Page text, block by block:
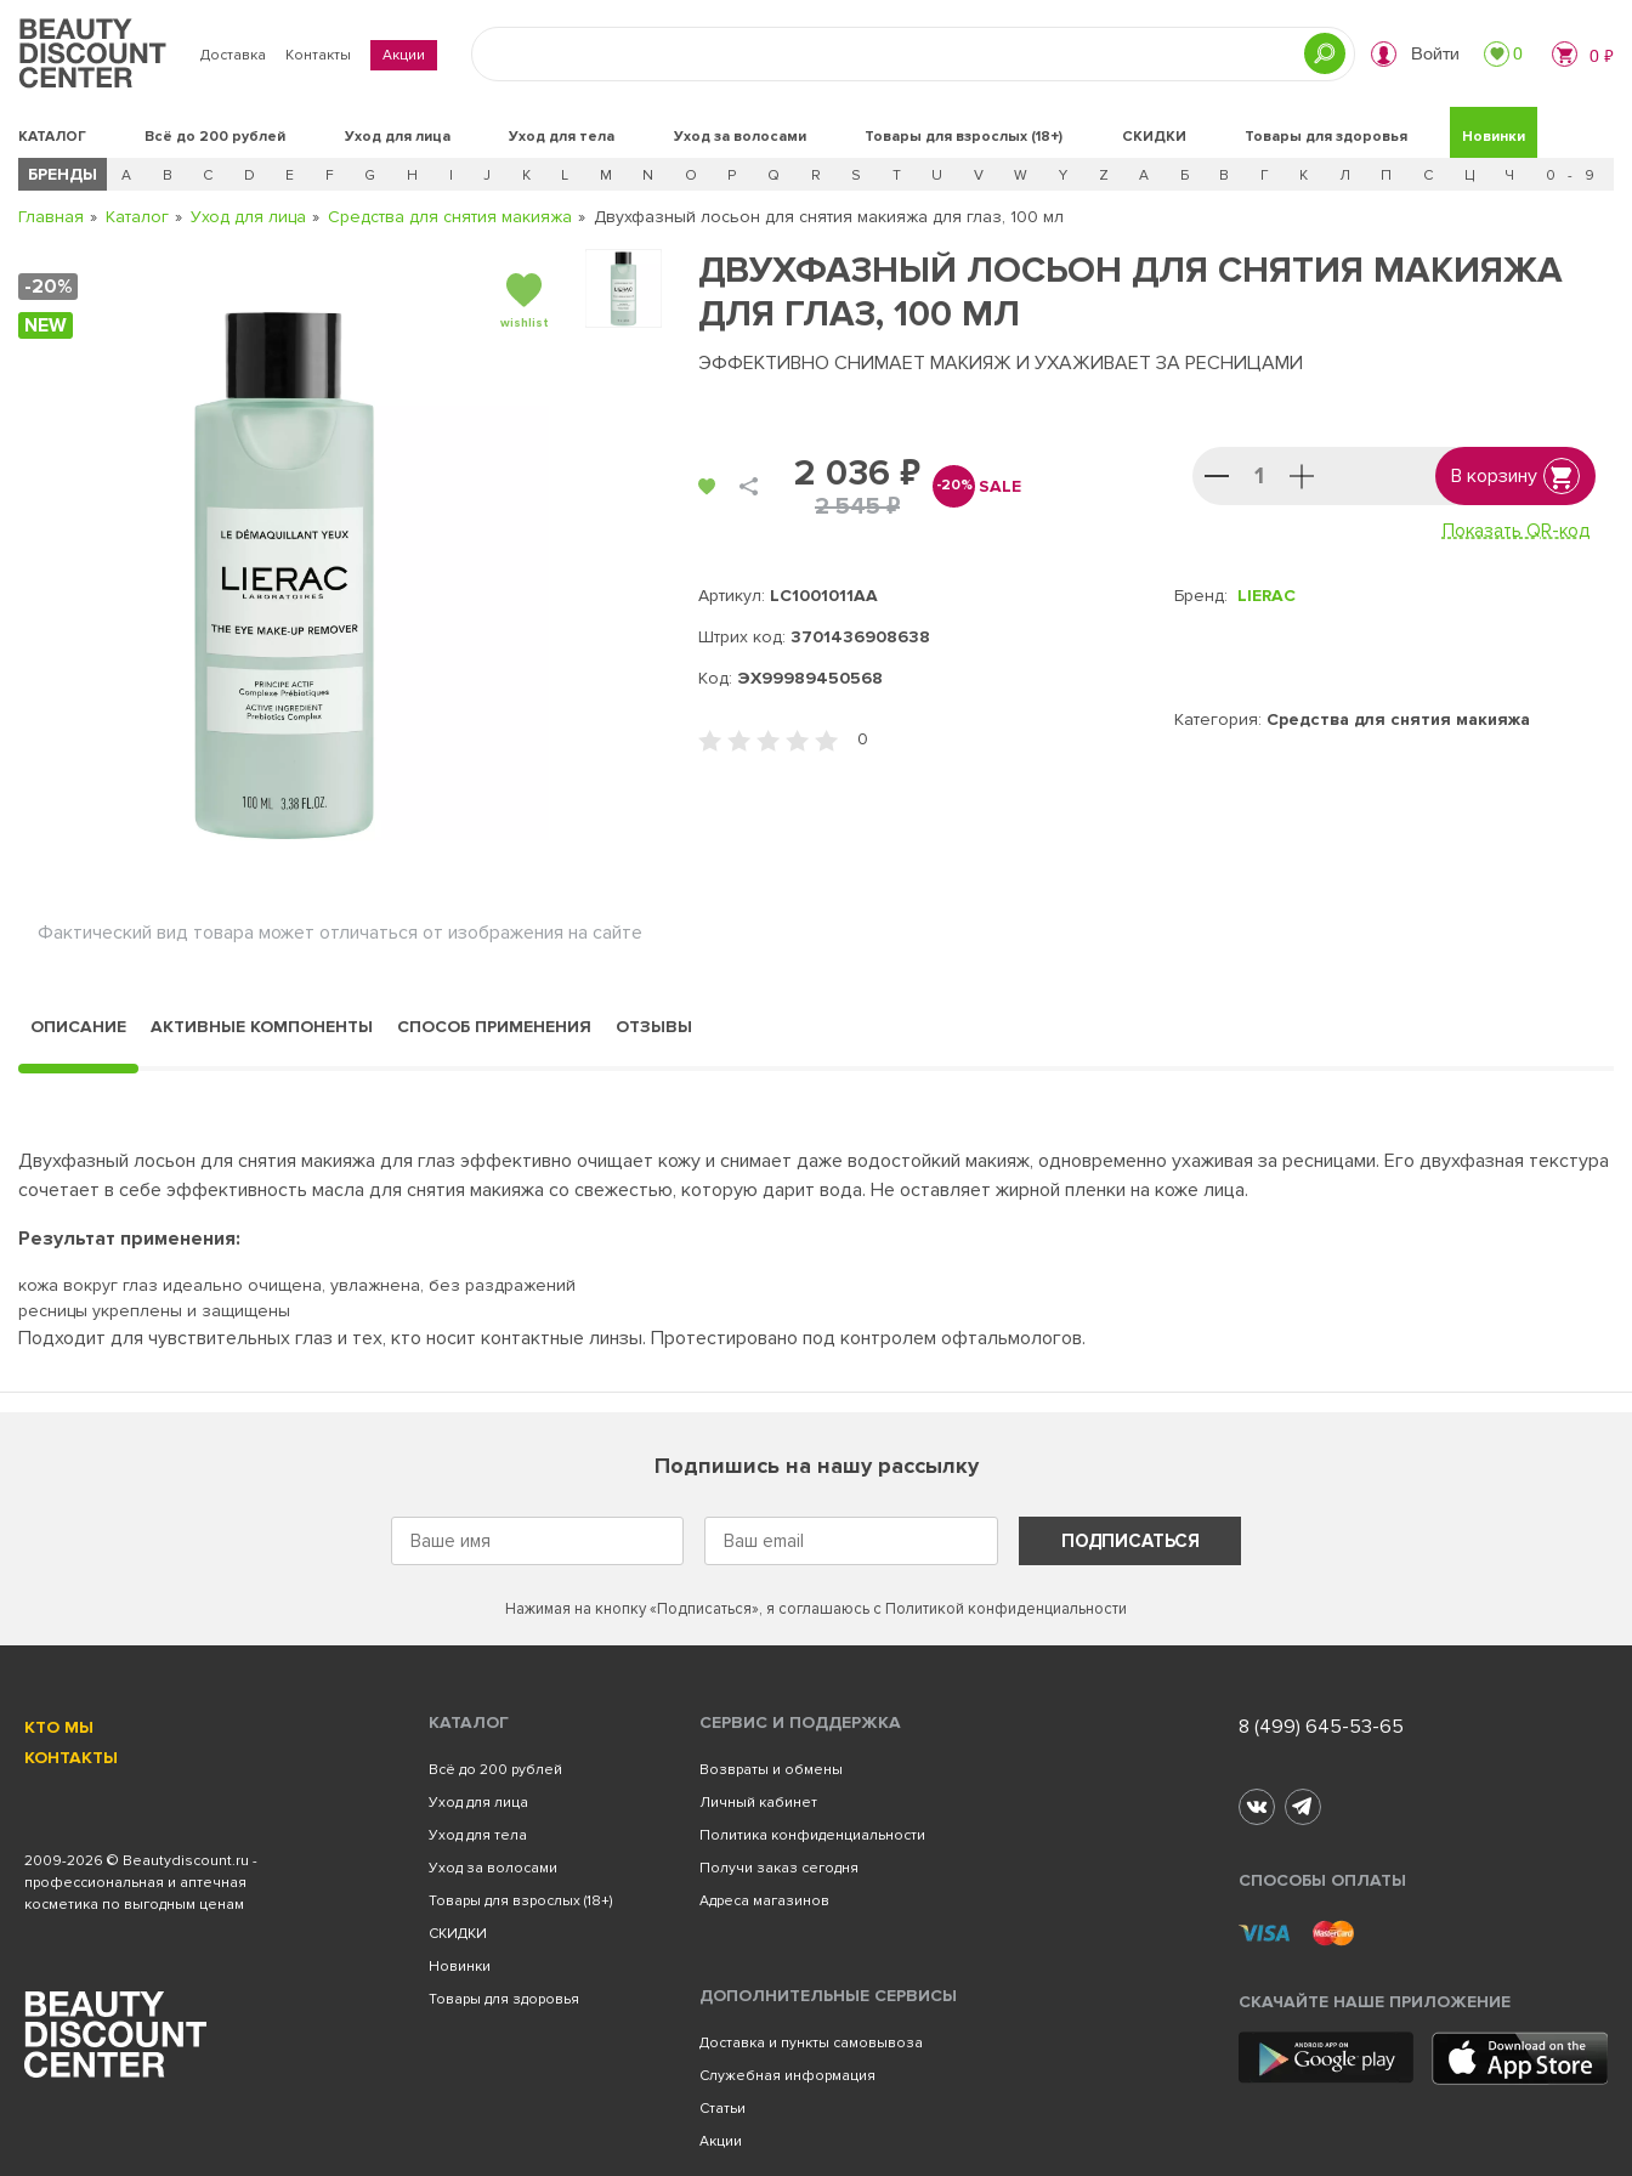
Доставка Контакты Акции Войти 0 0 ₽
КАТАЛОГ Всё до 200 рублей Уход для лица Уход для тела Уход за волосами Товары для взрослых (18+) СКИДКИ Новинки
Товары для здоровья
БРЕНДЫ A B C D E F G H I J K L M N O P Q R S T U V W Y Z А Б В Г К Л П С Ц Ч 0 - 9
Главная Каталог Уход для лица Средства для снятия макияжа Двухфазный лосьон для снятия макияжа для глаз, 100 мл
-20%
NEW
wishlist
Фактический вид товара может отличаться от изображения на сайте
ДВУХФАЗНЫЙ ЛОСЬОН ДЛЯ СНЯТИЯ МАКИЯЖА
ДЛЯ ГЛАЗ, 100 МЛ
ЭФФЕКТИВНО СНИМАЕТ МАКИЯЖ И УХАЖИВАЕТ ЗА РЕСНИЦАМИ
2 036 ₽
2 545 ₽
-20% SALE В корзину
Показать QR-код
Артикул: LC1001011AA
Штрих код: 3701436908638
Код: ЭХ99989450568
Бренд: LIERAC
Категория: Средства для снятия макияжа
0
ОПИСАНИЕ АКТИВНЫЕ КОМПОНЕНТЫ СПОСОБ ПРИМЕНЕНИЯ ОТЗЫВЫ
Двухфазный лосьон для снятия макияжа для глаз эффективно очищает кожу и снимает даже водостойкий макияж, одновременно ухаживая за ресницами. Его двухфазная текстура
сочетает в себе эффективность масла для снятия макияжа со свежестью, которую дарит вода. Не оставляет жирной пленки на коже лица.
Результат применения:
кожа вокруг глаз идеально очищена, увлажнена, без раздражений
ресницы укреплены и защищены
Подходит для чувствительных глаз и тех, кто носит контактные линзы. Протестировано под контролем офтальмологов.
Подпишись на нашу рассылку
ПОДПИСАТЬСЯ
Нажимая на кнопку «Подписаться», я соглашаюсь с Политикой конфиденциальности
КТО МЫ
КОНТАКТЫ
2009-2026 © Beautydiscount.ru -
профессиональная и аптечная
косметика по выгодным ценам
КАТАЛОГ
Всё до 200 рублей
Уход для лица
Уход для тела
Уход за волосами
Товары для взрослых (18+)
СКИДКИ
Новинки
Товары для здоровья
СЕРВИС И ПОДДЕРЖКА
Возвраты и обмены
Личный кабинет
Политика конфиденциальности
Получи заказ сегодня
Адреса магазинов
ДОПОЛНИТЕЛЬНЫЕ СЕРВИСЫ
Доставка и пункты самовывоза
Служебная информация
Статьи
Акции
8 (499) 645-53-65
СПОСОБЫ ОПЛАТЫ
СКАЧАЙТЕ НАШЕ ПРИЛОЖЕНИЕ